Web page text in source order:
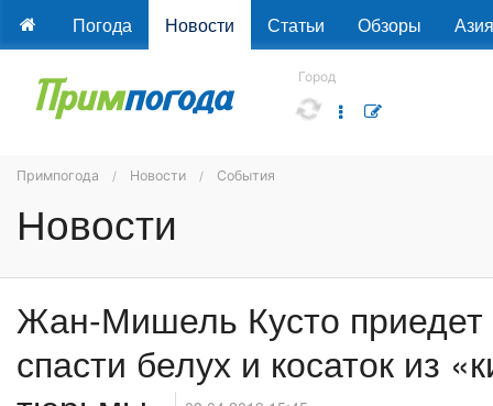
Погода Новости Статьи Обзоры Азия
Город
Примпогода Новости События
Новости
Жан-Мишель Кусто
спасти белух и косаток из